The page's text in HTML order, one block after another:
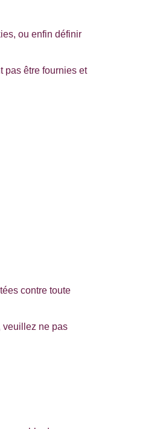
ou enfin définir
pas être fournies et
contre toute
veuillez ne pas